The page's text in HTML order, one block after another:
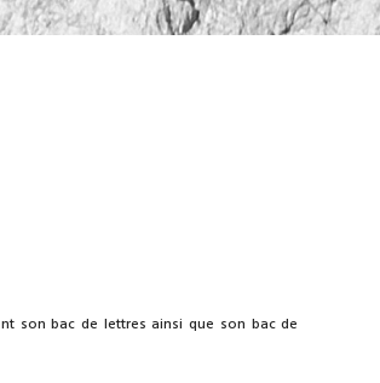
son bac de lettres ainsi que son bac de